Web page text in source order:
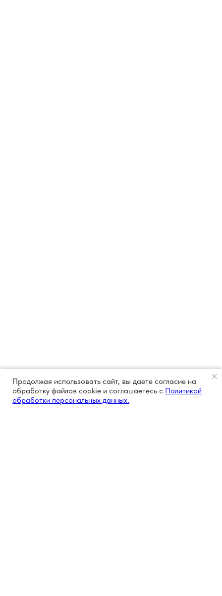
Продолжая использовать сайт, вы даете согласие на
обработку файлов cookie и соглашаетесь с Политикой
обработки персональных данных.